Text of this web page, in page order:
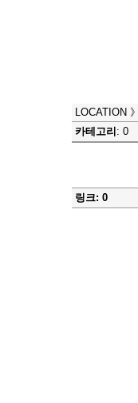
LOCATION 》
카테고리 : 0
링크: 0